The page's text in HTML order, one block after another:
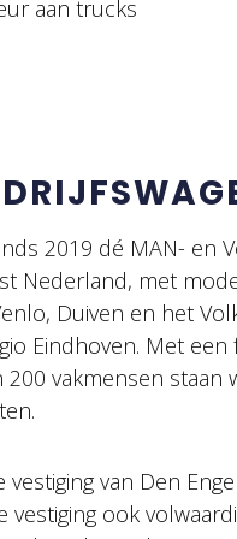
aan trucks
2019 dé MAN- en
Nederland, met
Duiven en het
Eindhoven. Met een
vakmensen staan
van Den
ook